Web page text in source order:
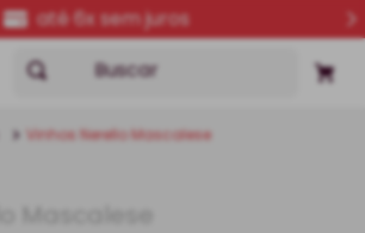
entrega para todo o Brasil
Buscar
Vinhos Nerello Mascalese